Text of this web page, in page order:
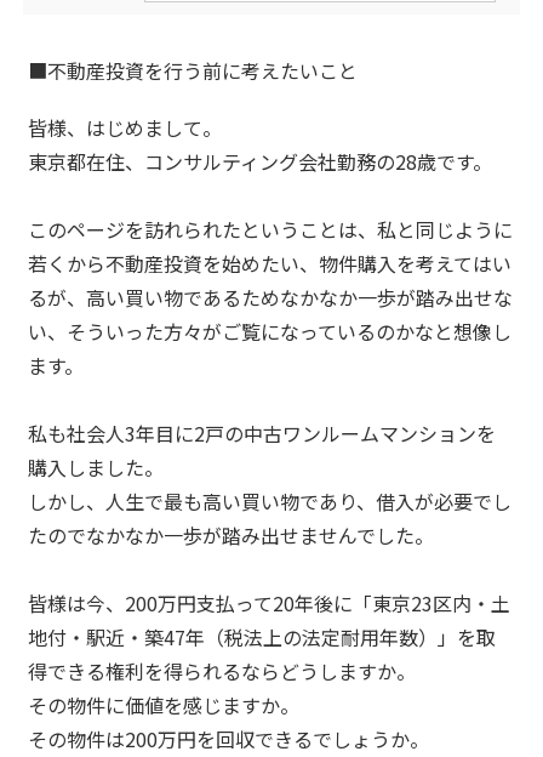
■不動産投資を行う前に考えたいこと
皆様、はじめまして。
東京都在住、コンサルティング会社勤務の28歳です。
このページを訪れられたということは、私と同じように
若くから不動産投資を始めたい、物件購入を考えてはい
るが、高い買い物であるためなかなか一歩が踏み出せな
い、そういった方々がご覧になっているのかなと想像し
ます。
私も社会人3年目に2戸の中古ワンルームマンションを
購入しました。
しかし、人生で最も高い買い物であり、借入が必要でし
たのでなかなか一歩が踏み出せませんでした。
皆様は今、200万円支払って20年後に「東京23区内・土
地付・駅近・築47年（税法上の法定耐用年数）」を取
得できる権利を得られるならどうしますか。
その物件に価値を感じますか。
その物件は200万円を回収できるでしょうか。